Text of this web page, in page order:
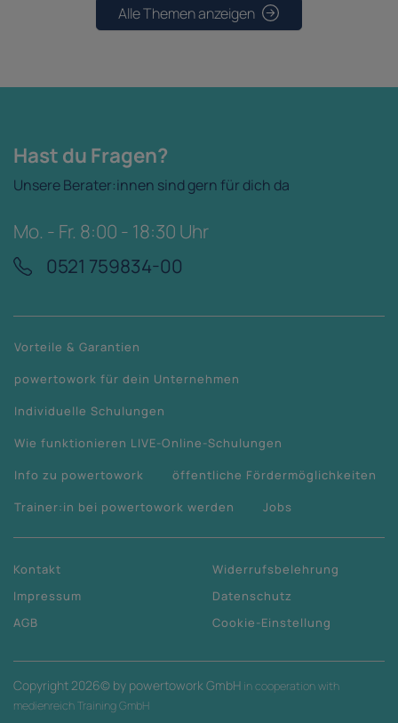
Alle Themen anzeigen
Hast du Fragen?
Unsere Berater:innen sind gern für dich da
Mo. - Fr. 8:00 - 18:30 Uhr
0521 759834-00
Vorteile & Garantien
powertowork für dein Unternehmen
Individuelle Schulungen
Wie funktionieren LIVE-Online-Schulungen
Info zu powertowork
öffentliche Fördermöglichkeiten
Trainer:in bei powertowork werden
Jobs
Kontakt
Impressum
AGB
Widerrufsbelehrung
Datenschutz
Cookie-Einstellung
Copyright 2026© by powertowork GmbH in cooperation with
medienreich Training GmbH